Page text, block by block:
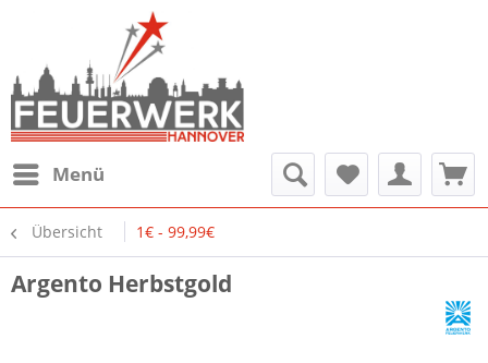
Menü
Übersicht 1€ - 99,99€
Argento Herbstgold